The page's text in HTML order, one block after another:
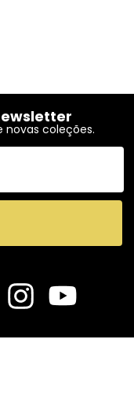
novas coleções.